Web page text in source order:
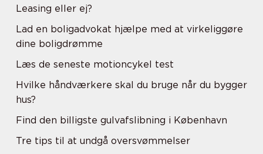
Leasing eller ej?
Lad en boligadvokat hjælpe med at virkeliggøre
dine boligdrømme
Læs de seneste motioncykel test
Hvilke håndværkere skal du bruge når du bygger
hus?
Find den billigste gulvafslibning i København
Tre tips til at undgå oversvømmelser